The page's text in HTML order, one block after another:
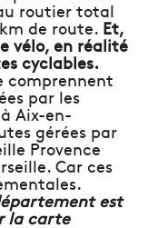
routier total
de route. Et,
vélo, en réalité
cyclables.
comprennent
par les
Aix-en-
gérées par
Provence
Car ces
est
la carte